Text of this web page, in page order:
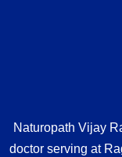
Naturopath Vijay
doctor serving at